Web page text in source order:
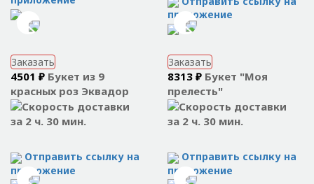
приложение
Заказать
4501 ₽ Букет из 9
красных роз Эквадор
за 2 ч. 30 мин.
Отправить ссылку на
приложение
Заказать
8313 ₽ Букет "Моя
прелесть"
за 2 ч. 30 мин.
Отправить ссылку на
приложение